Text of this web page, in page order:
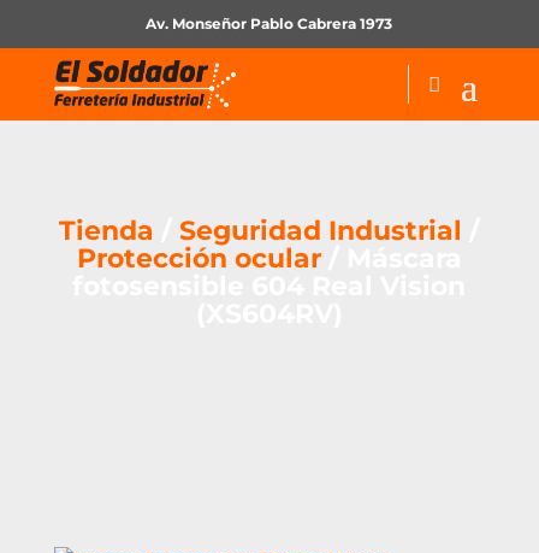
Av. Monseñor Pablo Cabrera 1973
Tienda Seguridad Industrial
Protección ocular/ Máscara